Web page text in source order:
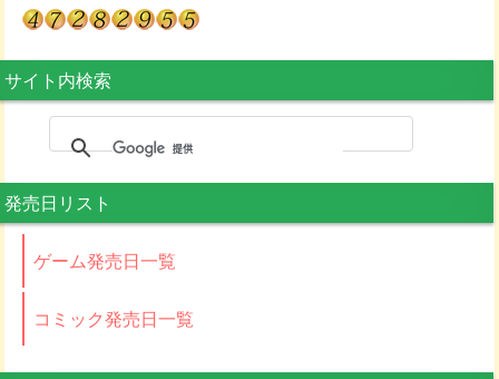
サイト内検索
発売日リスト
ゲーム発売日一覧
コミック発売日一覧